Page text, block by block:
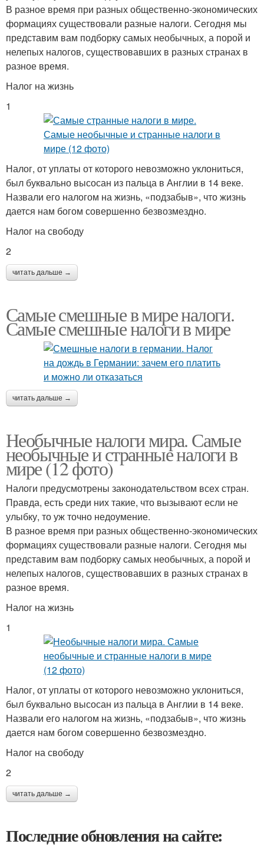
В разное время при разных общественно-экономических
формациях существовали разные налоги. Сегодня мы
представим вам подборку самых необычных, а порой и
нелепых налогов, существовавших в разных странах в
разное время.
Налог на жизнь
1
Налог, от уплаты от которого невозможно уклониться,
был буквально высосан из пальца в Англии в 14 веке.
Назвали его налогом на жизнь, «подзабыв», что жизнь
дается нам богом совершенно безвозмездно.
Налог на свободу
2
читать дальше →
Самые смешные в мире налоги.
Самые смешные налоги в мире
читать дальше →
Необычные налоги мира. Самые
необычные и странные налоги в
мире (12 фото)
Налоги предусмотрены законодательством всех стран.
Правда, есть среди них такие, что вызывают если не
улыбку, то уж точно недоумение.
В разное время при разных общественно-экономических
формациях существовали разные налоги. Сегодня мы
представим вам подборку самых необычных, а порой и
нелепых налогов, существовавших в разных странах в
разное время.
Налог на жизнь
1
Налог, от уплаты от которого невозможно уклониться,
был буквально высосан из пальца в Англии в 14 веке.
Назвали его налогом на жизнь, «подзабыв», что жизнь
дается нам богом совершенно безвозмездно.
Налог на свободу
2
читать дальше →
Последние обновления на сайте: